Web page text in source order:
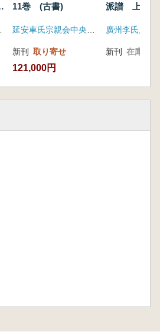
11巻 (古書)
新刊 取り寄せ
121,000円
派譜 上、
新刊 在庫なし